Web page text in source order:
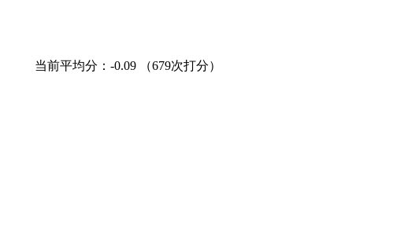
当前平均分： -0.09 （679次打分）